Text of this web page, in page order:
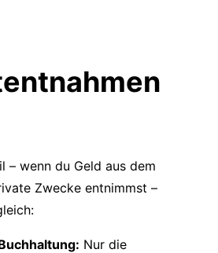
– wenn du Geld aus dem
Zwecke entnimmst –
Nur die